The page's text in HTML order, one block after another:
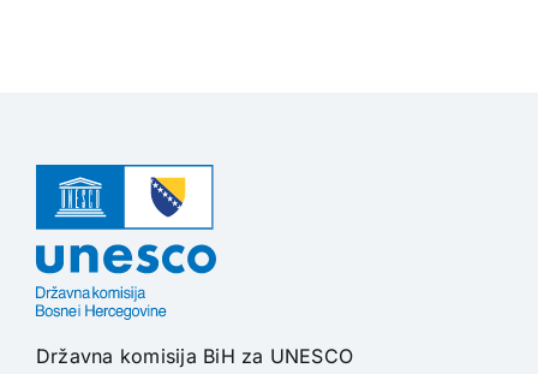
Državna komisija BiH za UNESCO